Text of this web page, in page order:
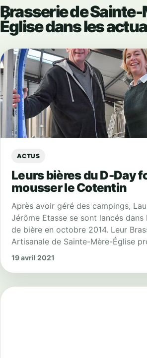
Brasserie de
Église dans les
ACTUS
Leurs bières du D-Day
mousser le Cotentin
Après avoir géré des campings,
Jérôme Etasse se sont lancés dans
de bière en octobre 2014. Leur
Artisanale de Sainte-Mère-Église
19 avril 2021